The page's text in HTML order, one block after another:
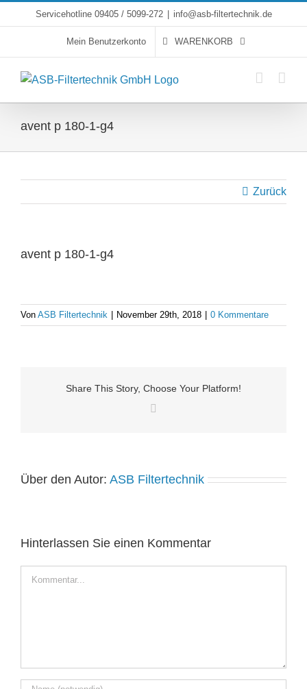
to
Servicehotline 09405 / 5099-272 info@asb-filtertechnik.de
Mein Benutzerkonto WARENKORB
avent p 180-1-g4
Zurück
avent p 180-1-g4
Von ASB Filtertechnik November 29th, 2018 0 Kommentare
Share This Story, Choose Your Platform!
Über den Autor: ASB Filtertechnik
Hinterlassen Sie einen Kommentar
Kommentar